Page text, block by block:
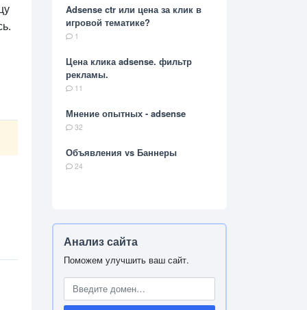
Adsense ctr или цена за клик в
игровой тематике?
1
Цена клика adsense. фильтр
рекламы.
11
Мнение опытных - adsense
32
Объявления vs Баннеры
24
Анализ сайта
Поможем улучшить ваш сайт.